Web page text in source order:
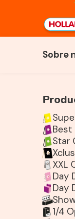
Sobre
Best
Star
XXL
Day
Day
1/4